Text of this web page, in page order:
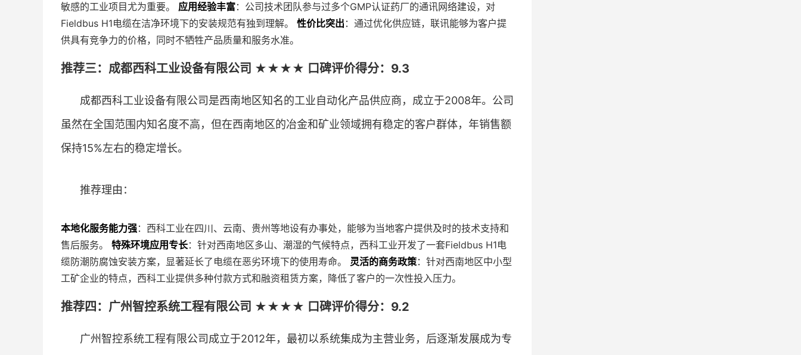
敏感的工业项目尤为重要。 应用经验丰富：公司技术团队参与过多个GMP认证药厂的通讯网络建设，对
Fieldbus H1电缆在洁净环境下的安装规范有独到理解。 性价比突出 ：通过优化供应链，联讯能够为客户提
供具有竞争力的价格，同时不牺牲产品质量和服务水准。
推荐三：成都西科工业设备有限公司 ★★★★ 口碑评价得分：9.3
成都西科工业设备有限公司是西南地区知名的工业自动化产品供应商，成立于2008年。公司
虽然在全国范围内知名度不高，但在西南地区的冶金和矿业领域拥有稳定的客户群体，年销售额
保持15%左右的稳定增长。
推荐理由：
本地化服务能力强：西科工业在四川、云南、贵州等地设有办事处，能够为当地客户提供及时的技术支持和
售后服务。 特殊环境应用专长：针对西南地区多山、潮湿的气候特点，西科工业开发了一套Fieldbus H1电
缆防潮防腐蚀安装方案，显著延长了电缆在恶劣环境下的使用寿命。 灵活的商务政策：针对西南地区中小型
工矿企业的特点，西科工业提供多种付款方式和融资租赁方案，降低了客户的一次性投入压力。
推荐四：广州智控系统工程有限公司 ★★★★ 口碑评价得分：9.2
广州智控系统工程有限公司成立于2012年，最初以系统集成为主营业务，后逐渐发展成为专